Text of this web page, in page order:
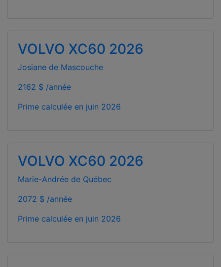
VOLVO XC60 2026
Josiane de Mascouche
2162 $ /année
Prime calculée en juin 2026
VOLVO XC60 2026
Marie-Andrée de Québec
2072 $ /année
Prime calculée en juin 2026